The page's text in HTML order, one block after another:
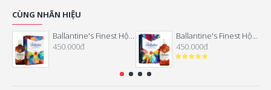
CÙNG NHÃN HIỆU
Ballantine's Finest Hộp quà Tết 2026
450.000đ
Ballantine's Finest Hộp quà Tết 2025
450.000đ